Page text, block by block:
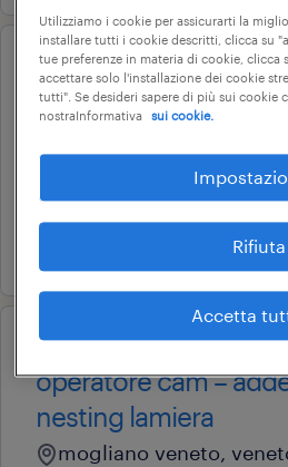
operational
assistant store
tempo determinato
28.000 € - 34.000 €
operatore cam –
nesting lamiera
mogliano veneto,
Utilizziamo i cookie per assicurarti la
installare tutti i cookie descritti, clicca su
tue preferenze in materia di cookie, clicca
accettare solo l'installazione dei cookie
tutti". Se desideri sapere di più sui cookie
nostraInformativa
sui cookie.
Accetta